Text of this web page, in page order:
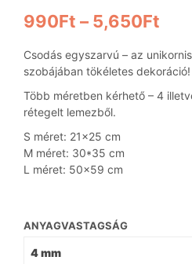
990Ft – 5,650Ft
Csodás egyszarvú – az
szobájában tökéletes dekoráció!
Több méretben kérhető – 4
rétegelt lemezből.
S méret: 21×25 cm
M méret: 30*35 cm
L méret: 50×59 cm
ANYAGVASTAGSÁG